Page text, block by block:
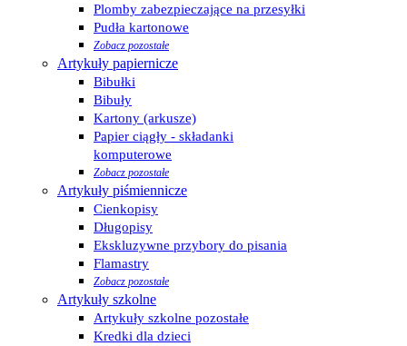
Plomby zabezpieczające na przesyłki
Pudła kartonowe
Zobacz pozostałe
Artykuły papiernicze
Bibułki
Bibuły
Kartony (arkusze)
Papier ciągły - składanki
komputerowe
Zobacz pozostałe
Artykuły piśmiennicze
Cienkopisy
Długopisy
Ekskluzywne przybory do pisania
Flamastry
Zobacz pozostałe
Artykuły szkolne
Artykuły szkolne pozostałe
Kredki dla dzieci